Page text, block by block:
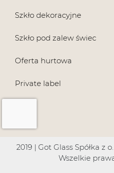
Szkło dekoracyjne
Szkło pod zalew świec
Oferta hurtowa
Private label
2019 | Got Glass Spółka z
Wszelkie